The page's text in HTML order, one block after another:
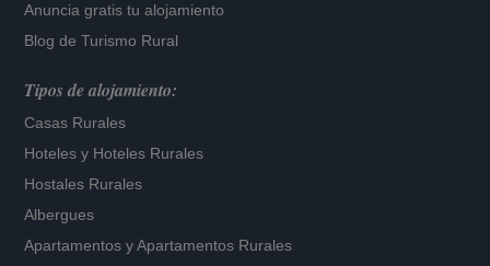
Anuncia gratis tu alojamiento
Blog de Turismo Rural
Tipos de alojamiento:
Casas Rurales
Hoteles y Hoteles Rurales
Hostales Rurales
Albergues
Apartamentos yApartamentos Rurales